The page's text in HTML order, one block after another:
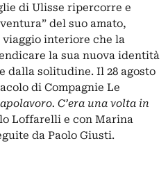
di Ulisse ripercorre e
del suo amato,
interiore che la
la sua nuova identità
dalla solitudine. Il 28 agosto
di Compagnie Le
C’era una volta in
Loffarelli e con Marina
da Paolo Giusti.